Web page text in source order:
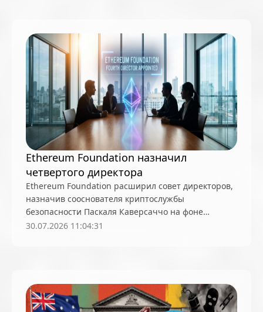
Ethereum Foundation назначил
четвертого директора
Ethereum Foundation расширил совет директоров,
назначив сооснователя криптослужбы
безопасности Паскаля Каверсаччо на фоне
усиления фокуса на приватность и безопасность
30.07.2026 11:04:31